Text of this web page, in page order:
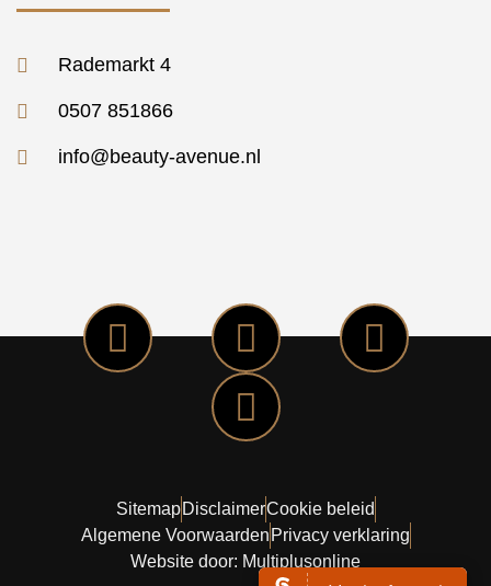
Rademarkt 4
0507 851866
info@beauty-avenue.nl
Sitemap DisclaimerCookie beleid
Algemene Voorwaarden Privacy verklaring
Website door: Multiplusonline